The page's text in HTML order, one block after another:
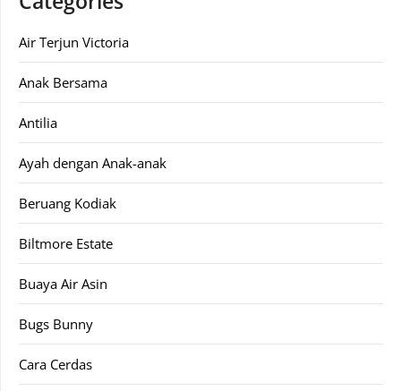
Air Terjun Victoria
Anak Bersama
Antilia
Ayah dengan Anak-anak
Beruang Kodiak
Biltmore Estate
Buaya Air Asin
Bugs Bunny
Cara Cerdas